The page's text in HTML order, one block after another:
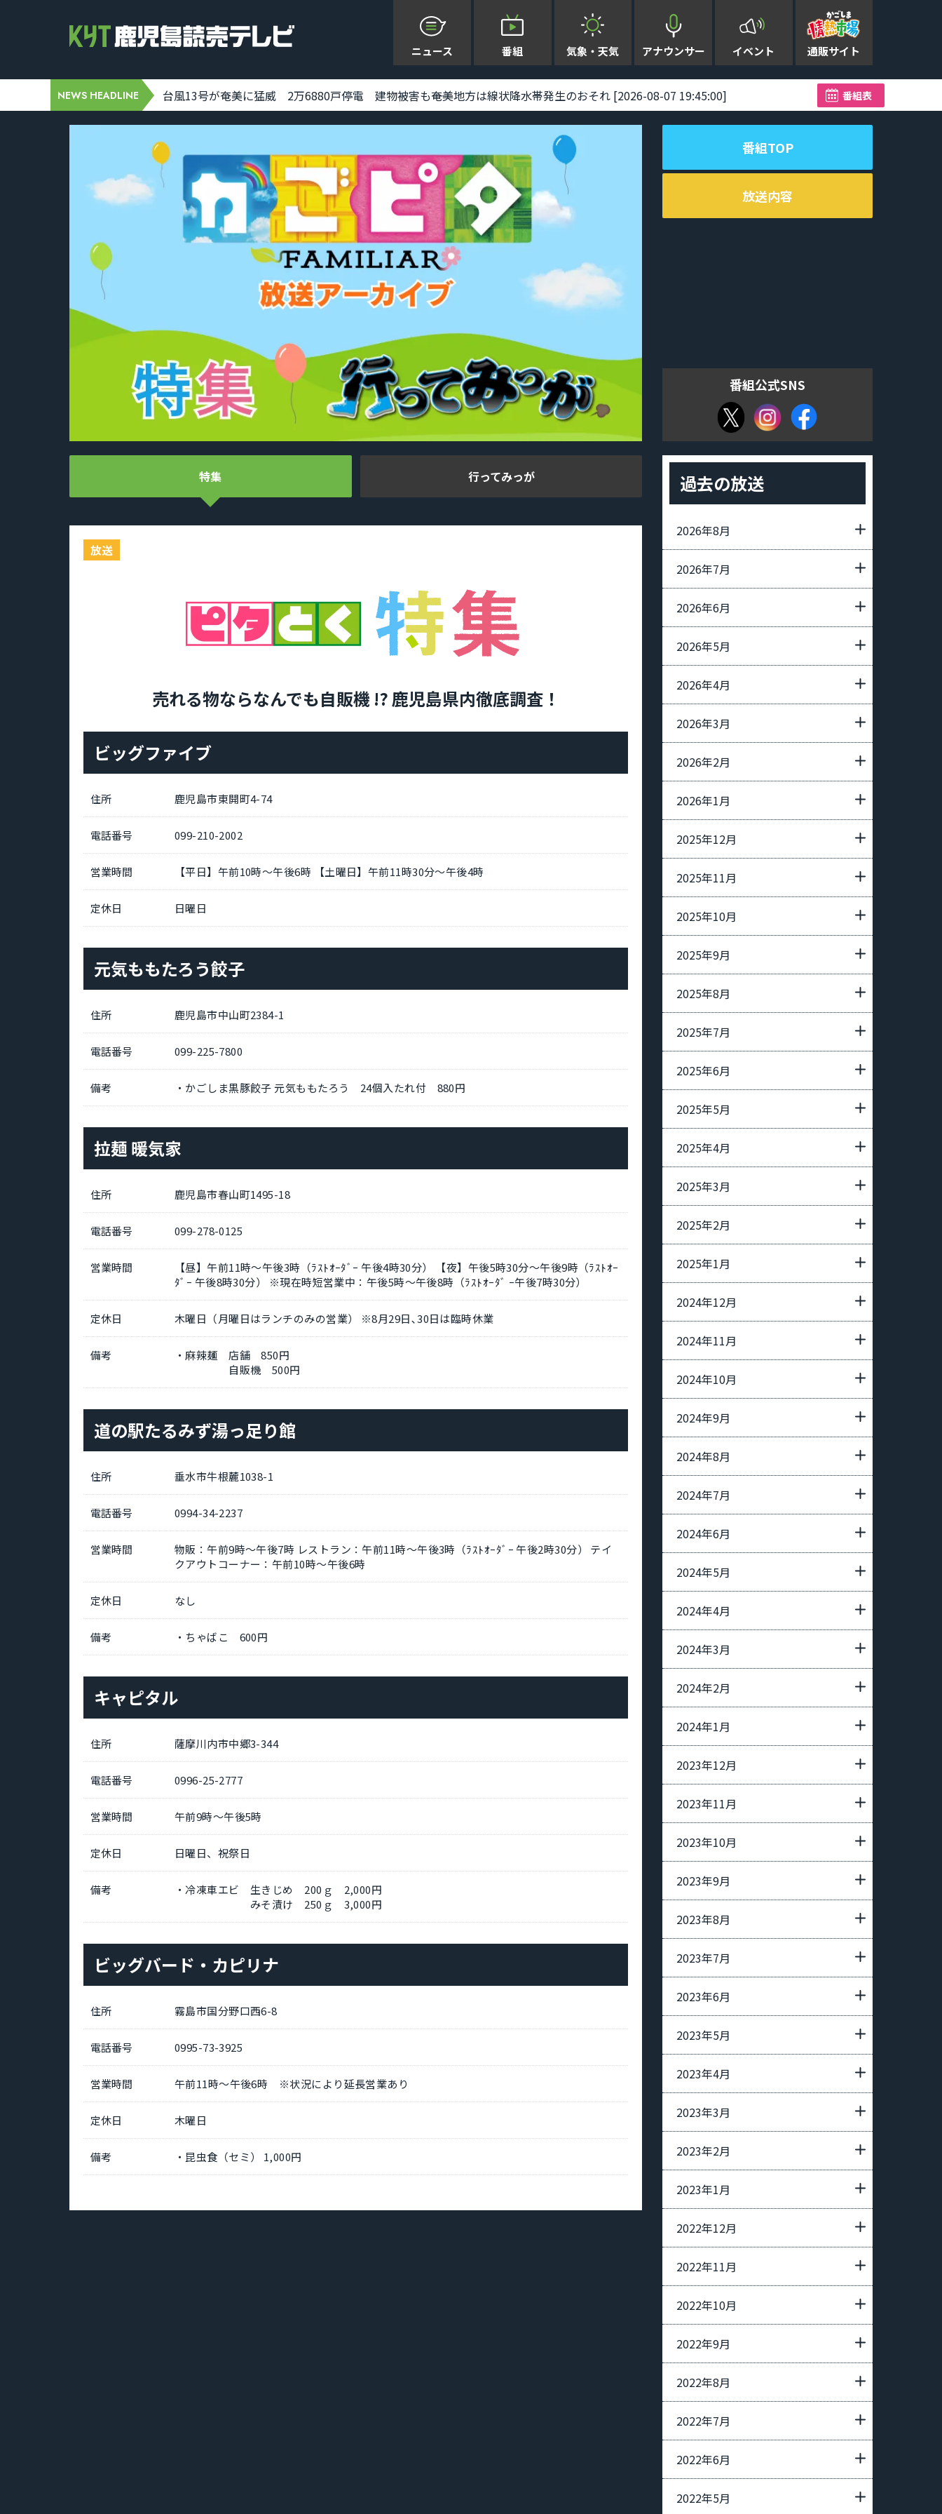
ニュース 番組 気象・天気 アナウンサー イベント 通販サイト
NEWS HEADLINE
08-07 19:32:00] 台風13号が奄美に猛威 2万6880戸停電 建物被害も――奄美地方は線状降水帯発生のおそれ [2026-08-07 19:45:00] 大型で非常強い台風
番組表
番組TOP
放送内容
番組公式SNS
特集
放送
売れる物ならなんでも自販機 !? 鹿児島県内徹底調査！
ビッグファイブ
住所 鹿児島市東開町4-74
電話番号 099-210-2002
営業時間 【平日】午前10時～午後6時 【土曜日】午前11時30分～午後4時
定休日 日曜日
元気ももたろう餃子
住所 鹿児島市中山町2384-1
電話番号 099-225-7800
備考 ・かごしま黒豚餃子 元気ももたろう 24個入たれ付 880円
拉麺 暖気家
住所 鹿児島市春山町1495-18
電話番号 099-278-0125
営業時間
【昼】午前11時～午後3時（ﾗｽﾄｵｰﾀﾞｰ 午後4時30分） 【夜】午後5時30分～午後9時（ﾗｽﾄｵｰ
ﾀﾞｰ 午後8時30分） ※現在時短営業中：午後5時～午後8時（ﾗｽﾄｵｰﾀﾞ ｰ午後7時30分）
定休日 木曜日（月曜日はランチのみの営業） ※8月29日､30日は臨時休業
備考
・麻辣麺 店舗 850円
自販機 500円
道の駅たるみず湯っ足り館
住所 垂水市牛根麓1038-1
電話番号 0994-34-2237
営業時間
物販：午前9時～午後7時 レストラン：午前11時～午後3時（ﾗｽﾄｵｰﾀﾞｰ 午後2時30分） テイ
クアウトコーナー：午前10時～午後6時
定休日 なし
備考 ・ちゃばこ 600円
キャピタル
住所 薩摩川内市中郷3-344
電話番号 0996-25-2777
営業時間 午前9時～午後5時
定休日 日曜日、祝祭日
備考
・冷凍車エビ 生きじめ 200ｇ 2,000円
みそ漬け 250ｇ 3,000円
ビッグバード・カピリナ
住所 霧島市国分野口西6-8
電話番号 0995-73-3925
営業時間 午前11時～午後6時 ※状況により延長営業あり
定休日 木曜日
備考 ・昆虫食（セミ） 1,000円
行ってみっが 過去の放送
2026年8月
2026年7月
2026年6月
2026年5月
2026年4月
2026年3月
2026年2月
2026年1月
2025年12月
2025年11月
2025年10月
2025年9月
2025年8月
2025年7月
2025年6月
2025年5月
2025年4月
2025年3月
2025年2月
2025年1月
2024年12月
2024年11月
2024年10月
2024年9月
2024年8月
2024年7月
2024年6月
2024年5月
2024年4月
2024年3月
2024年2月
2024年1月
2023年12月
2023年11月
2023年10月
2023年9月
2023年8月
2023年7月
2023年6月
2023年5月
2023年4月
2023年3月
2023年2月
2023年1月
2022年12月
2022年11月
2022年10月
2022年9月
2022年8月
2022年7月
2022年6月
2022年5月